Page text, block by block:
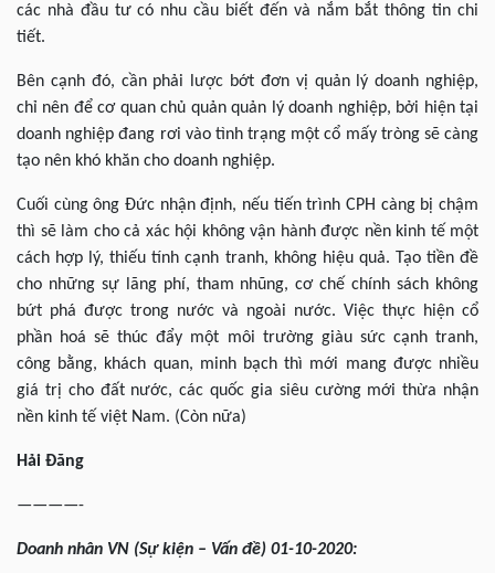
các nhà đầu tư có nhu cầu biết đến và nắm bắt thông tin chi
tiết.
Bên cạnh đó, cần phải lược bớt đơn vị quản lý doanh nghiệp,
chỉ nên để cơ quan chủ quản quản lý doanh nghiệp, bởi hiện tại
doanh nghiệp đang rơi vào tình trạng một cổ mấy tròng sẽ càng
tạo nên khó khăn cho doanh nghiệp.
Cuối cùng ông Đức nhận định, nếu tiến trình CPH càng bị chậm
thì sẽ làm cho cả xác hội không vận hành được nền kinh tế một
cách hợp lý, thiếu tính cạnh tranh, không hiệu quả. Tạo tiền đề
cho những sự lãng phí, tham nhũng, cơ chế chính sách không
bứt phá được trong nước và ngoài nước. Việc thực hiện cổ
phần hoá sẽ thúc đẩy một môi trường giàu sức cạnh tranh,
công bằng, khách quan, minh bạch thì mới mang được nhiều
giá trị cho đất nước, các quốc gia siêu cường mới thừa nhận
nền kinh tế việt Nam. (Còn nữa)
Hải Đăng
————-
Doanh nhân VN (Sự kiện – Vấn đề) 01-10-2020: